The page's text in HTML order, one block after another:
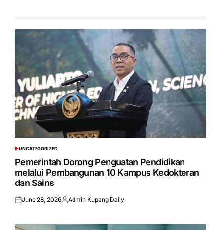
POSTED
IN
UNCATEGORIZED
Pemerintah Dorong Penguatan Pendidikan
melalui Pembangunan 10 Kampus Kedokteran
dan Sains
Posted
June 28, 2026Posted
Admin Kupang Daily